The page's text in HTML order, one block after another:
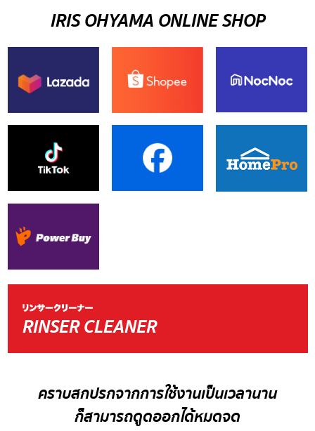
IRIS OHYAMA ONLINE SHOP
RINSER CLEANER
คราบสกปรกจากการใช้งานเป็นเวลานาน
ก็สามารถดูดออกได้หมดจด